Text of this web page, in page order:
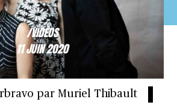
/VIDÉOS
11 JUIN 2020
par Muriel Thibault